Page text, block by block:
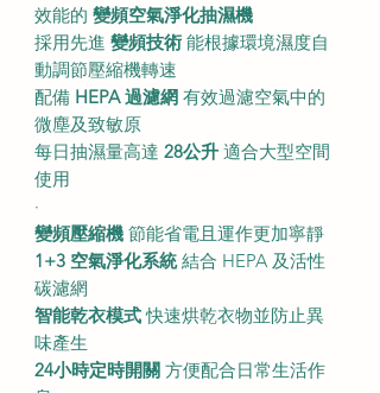
效能的 變頻空氣淨化抽濕機
採用先進 變頻技術 能根據環境濕度自
動調節壓縮機轉速
配備 HEPA 過濾網 有效過濾空氣中的
微塵及致敏原
每日抽濕量高達 28公升 適合大型空間
使用
·
變頻壓縮機 節能省電且運作更加寧靜
1+3 空氣淨化系統結合 HEPA 及活性
碳濾網
智能乾衣模式快速烘乾衣物並防止異
味產生
24小時定時開關 方便配合日常生活作